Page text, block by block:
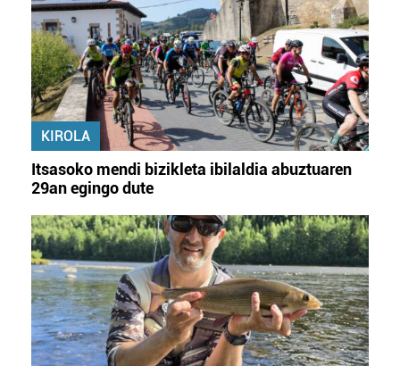
KIROLA
Itsasoko mendi bizikleta ibilaldia abuztuaren
29an egingo dute